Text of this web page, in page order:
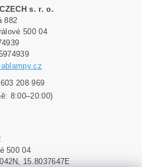
s. r. o.
882
500 04
208 969
8:00–20:00)
500 04
15.8037647E